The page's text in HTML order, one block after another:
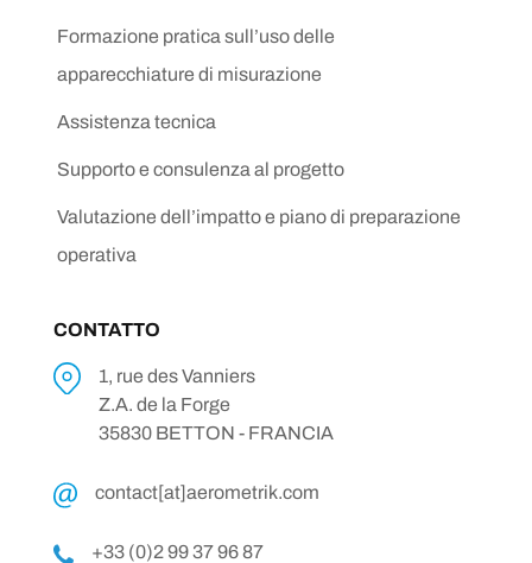
Formazione pratica sull’uso delle
apparecchiature di misurazione
Assistenza tecnica
Supporto e consulenza al progetto
Valutazione dell’impatto e piano di preparazione
operativa
CONTATTO
1, rue des Vanniers
Z.A. de la Forge
35830 BETTON - FRANCIA
contact[at]aerometrik.com
+33 (0)2 99 37 96 87